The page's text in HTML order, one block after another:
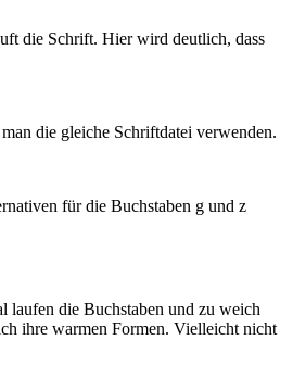
die Schrift. Hier wird deutlich, dass
die gleiche Schriftdatei verwenden.
für die Buchstaben g und z
laufen die Buchstaben und zu weich
ihre warmen Formen. Vielleicht nicht